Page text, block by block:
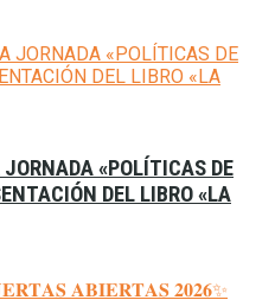
«POLÍTICAS DE
DEL LIBRO «LA